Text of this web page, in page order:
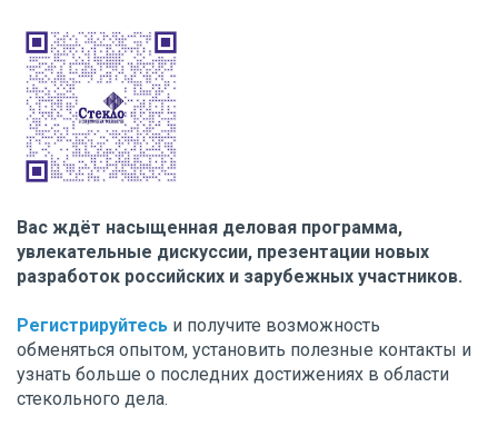
Вас ждёт насыщенная деловая программа,
увлекательные дискуссии, презентации новых
разработок российских и зарубежных участников.
Регистрируйтесь и получите возможность
обменяться опытом, установить полезные контакты и
узнать больше о последних достижениях в области
стекольного дела.